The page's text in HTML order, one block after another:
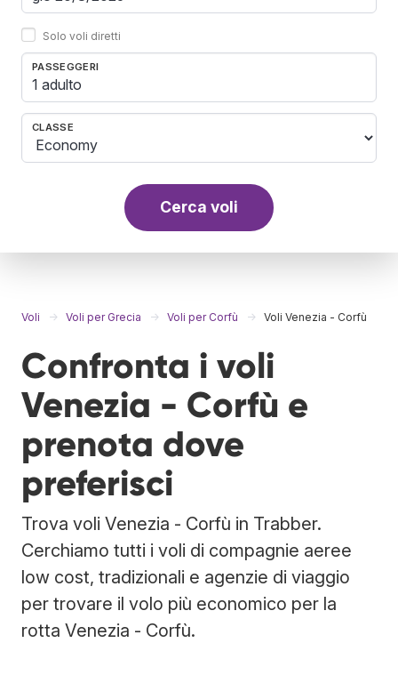
Solo voli diretti
PASSEGGERI
1 adulto
CLASSE
Cerca voli
Voli Voli per Grecia Voli per Corfù Voli Venezia - Corfù
Confronta i voli
Venezia - Corfù e
prenota dove
preferisci
Trova voli Venezia - Corfù in Trabber.
Cerchiamo tutti i voli di compagnie aeree
low cost, tradizionali e agenzie di viaggio
per trovare il volo più economico per la
rotta Venezia - Corfù.